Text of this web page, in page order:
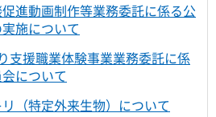
進動画制作等業務委託に係る公
施について
支援職業体験事業業務委託に係
について
（特定外来生物）について